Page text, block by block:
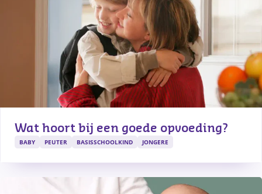
Wat hoort bij een goede opvoeding?
BABY PEUTER BASISSCHOOLKIND JONGERE